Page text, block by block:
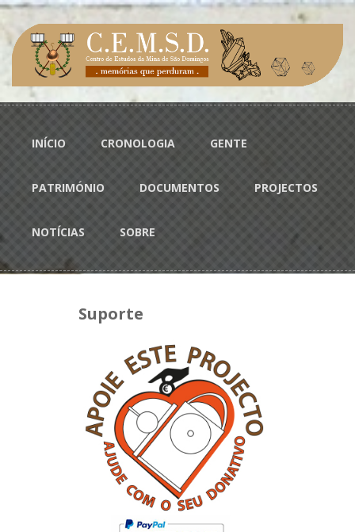
Passar para o conteúdo principal
Menu principal
INÍCIO CRONOLOGIA GENTE
PATRIMÓNIO DOCUMENTOS PROJECTOS
NOTÍCIAS SOBRE
Suporte